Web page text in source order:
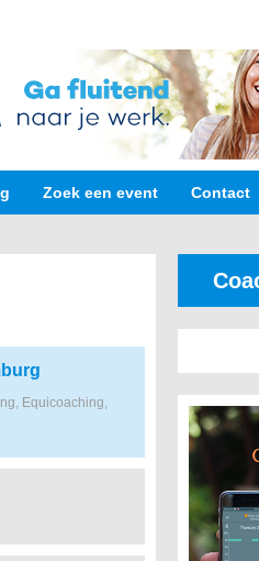
Zoek een event Contact
Equicoaching,